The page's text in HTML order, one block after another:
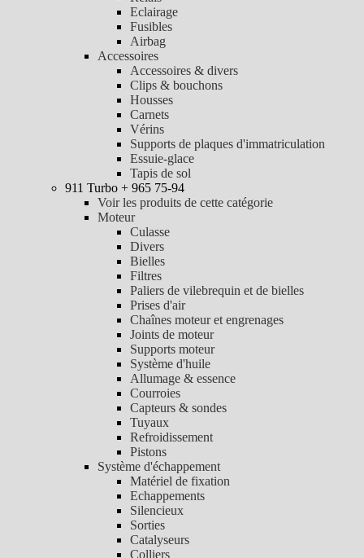
Eclairage
Fusibles
Airbag
Accessoires
Accessoires & divers
Clips & bouchons
Housses
Carnets
Vérins
Supports de plaques d'immatriculation
Essuie-glace
Tapis de sol
911 Turbo + 965 75-94
Voir les produits de cette catégorie
Moteur
Culasse
Divers
Bielles
Filtres
Paliers de vilebrequin et de bielles
Prises d'air
Chaînes moteur et engrenages
Joints de moteur
Supports moteur
Système d'huile
Allumage & essence
Courroies
Capteurs & sondes
Tuyaux
Refroidissement
Pistons
Système d'échappement
Matériel de fixation
Echappements
Silencieux
Sorties
Catalyseurs
Colliers